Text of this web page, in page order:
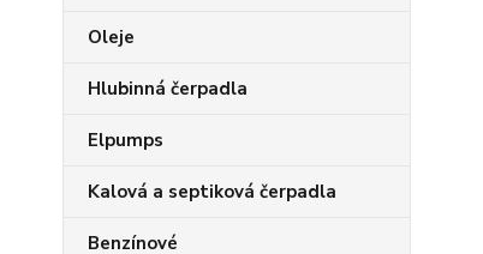
Oleje
Hlubinná čerpadla
Elpumps
Kalová a septiková čerpadla
Benzínové